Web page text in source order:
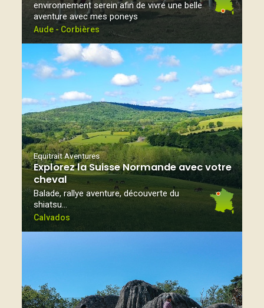
environnement serein afin de vivre une belle
aventure avec mes poneys
Aude - Corbières
Equitrait Aventures
Explorez la Suisse Normande avec votre
cheval
Balade, rallye aventure, découverte du
shiatsu…
Calvados